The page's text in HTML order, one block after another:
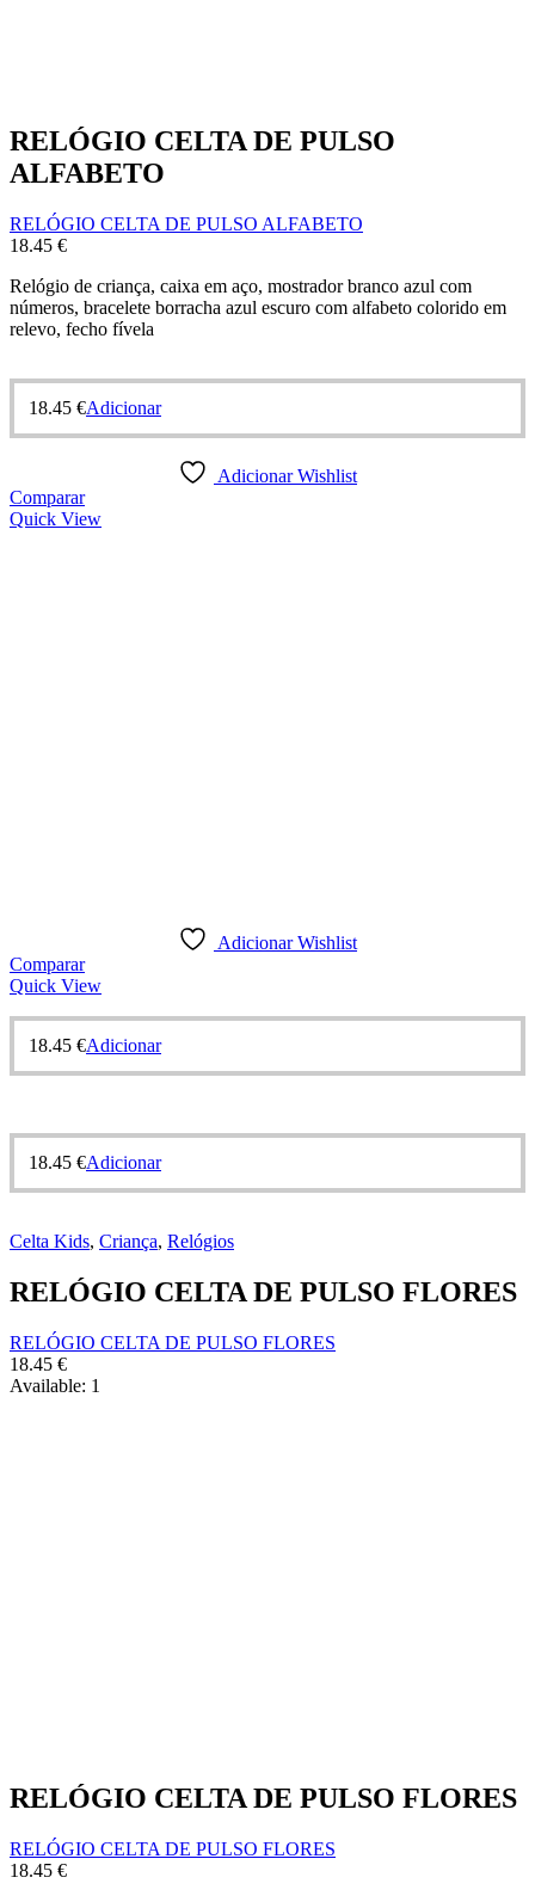
RELÓGIO CELTA DE PULSO
ALFABETO
RELÓGIO CELTA DE PULSO ALFABETO
18.45 €
Relógio de criança, caixa em aço, mostrador branco azul com
números, bracelete borracha azul escuro com alfabeto colorido em
relevo, fecho fívela
18.45 €Adicionar
Adicionar Wishlist
Comparar
Quick View
Adicionar Wishlist
Comparar
Quick View
18.45 €Adicionar
18.45 €Adicionar
Celta Kids, Criança, Relógios
RELÓGIO CELTA DE PULSO FLORES
RELÓGIO CELTA DE PULSO FLORES
18.45 €
Available: 1
RELÓGIO CELTA DE PULSO FLORES
RELÓGIO CELTA DE PULSO FLORES
18.45 €